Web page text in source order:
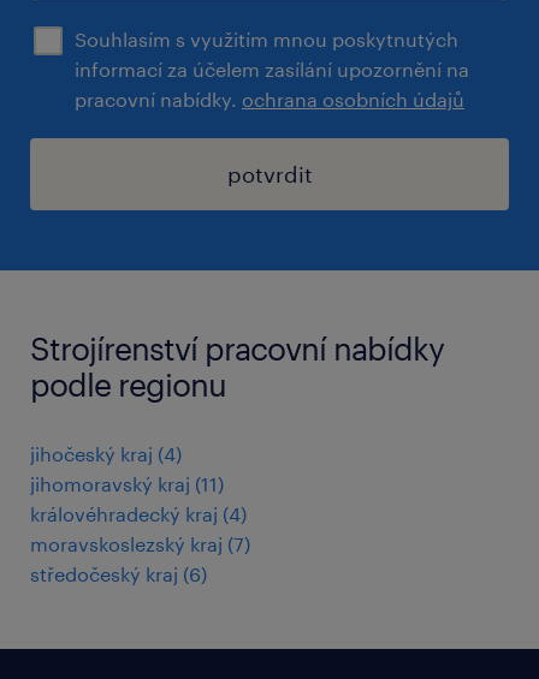
Souhlasím s využitím mnou poskytnutých
informací za účelem zasílání upozornění na
pracovní nabídky. ochrana osobních údajů
potvrdit
Strojírenství pracovní nabídky
podle regionu
jihočeský kraj (4)
jihomoravský kraj (11)
královéhradecký kraj (4)
moravskoslezský kraj (7)
středočeský kraj (6)